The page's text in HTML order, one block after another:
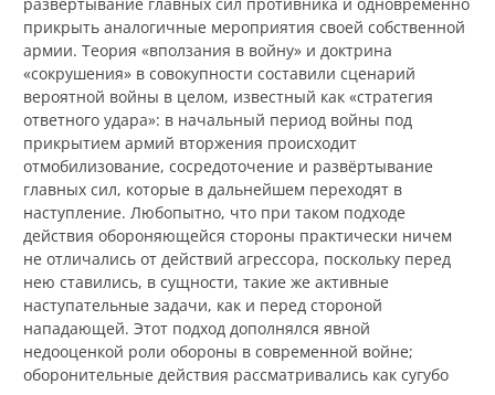
развёртывание главных сил противника и одновременно
прикрыть аналогичные мероприятия своей собственной
армии. Теория «вползания в войну» и доктрина
«сокрушения» в совокупности составили сценарий
вероятной войны в целом, известный как «стратегия
ответного удара»: в начальный период войны под
прикрытием армий вторжения происходит
отмобилизование, сосредоточение и развёртывание
главных сил, которые в дальнейшем переходят в
наступление. Любопытно, что при таком подходе
действия обороняющейся стороны практически ничем
не отличались от действий агрессора, поскольку перед
нею ставились, в сущности, такие же активные
наступательные задачи, как и перед стороной
нападающей. Этот подход дополнялся явной
недооценкой роли обороны в современной войне;
оборонительные действия рассматривались как сугубо